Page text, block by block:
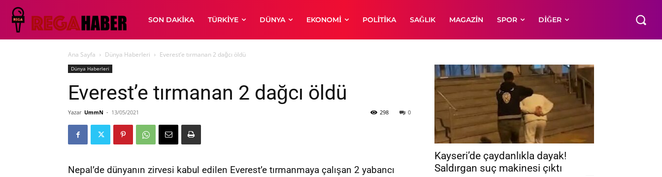
SON DAKIKA TÜRKIYE DÜNYA EKONOMI POLITIKA SAĞLIK MAGAZIN SPOR DIĞER
Ana Sayfa Dünya Haberleri Everest’e tırmanan 2 dağcı öldü
Dünya Haberleri
Everest’e tırmanan 2 dağcı öldü
Yazar UmmN - 13/05/2021 0
298
Nepal’de dünyanın zirvesi kabul edilen Everest’e tırmanmaya çalışan 2 yabancı
Kayseri’de çaydanlıkla dayak!
Saldırgan suç makinesi çıktı